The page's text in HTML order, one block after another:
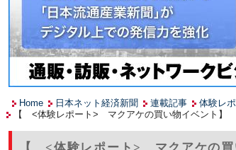
Home 日本ネット経済新聞 連載記事
体験レ
【 <体験レポート> マクアケの買い物イベント】